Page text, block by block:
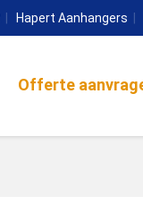
Hapert Aanhangers
Offerte